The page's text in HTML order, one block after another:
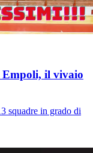
Empoli, il vivaio
squadre in grado di